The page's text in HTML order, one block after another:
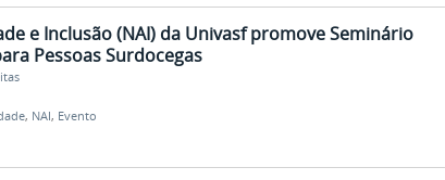
e Inclusão (NAI) da Univasf promove Seminário
Pessoas Surdocegas
, NAI, Evento